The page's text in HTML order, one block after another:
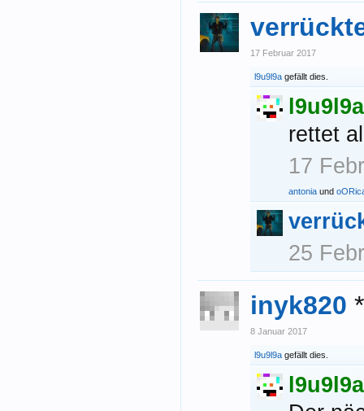
17 Februar 2017
l9u9l9a gefällt dies.
l9u9l9a
rettet
17
antonia und
25
inyk820
8 Januar 2017
l9u9l9a gefällt dies.
l9u9l9a